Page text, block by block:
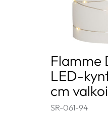
Flamme
LED-
cm
SR-061-94